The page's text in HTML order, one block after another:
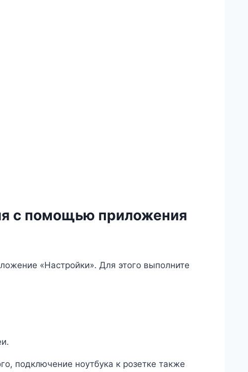
с помощью приложения
«Настройки». Для этого выполните
подключение ноутбука к розетке также